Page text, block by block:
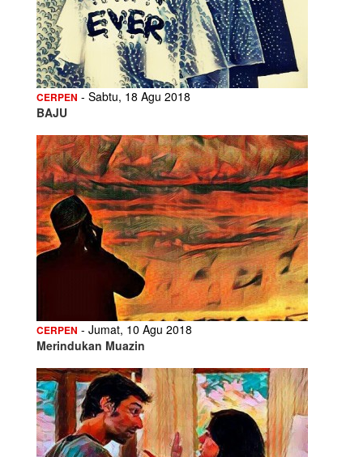
CERPEN - Sabtu, 18 Agu 2018
BAJU
CERPEN - Jumat, 10 Agu 2018
Merindukan Muazin